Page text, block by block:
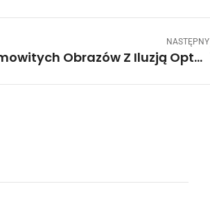
NASTĘPNY
25 Niesamowitych Obrazów Z Iluzją Optyczną. Aż Ciężko Się Połapać!